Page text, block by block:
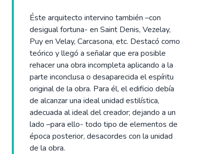
Éste arquitecto intervino también –con
desigual fortuna- en Saint Denis, Vezelay,
Puy en Velay, Carcasona, etc. Destacó como
teórico y llegó a señalar que era posible
rehacer una obra incompleta aplicando a la
parte inconclusa o desaparecida el espíritu
original de la obra. Para él, el edificio debía
de alcanzar una ideal unidad estilística,
adecuada al ideal del creador; dejando a un
lado –para ello- todo tipo de elementos de
época posterior, desacordes con la unidad
de la obra.